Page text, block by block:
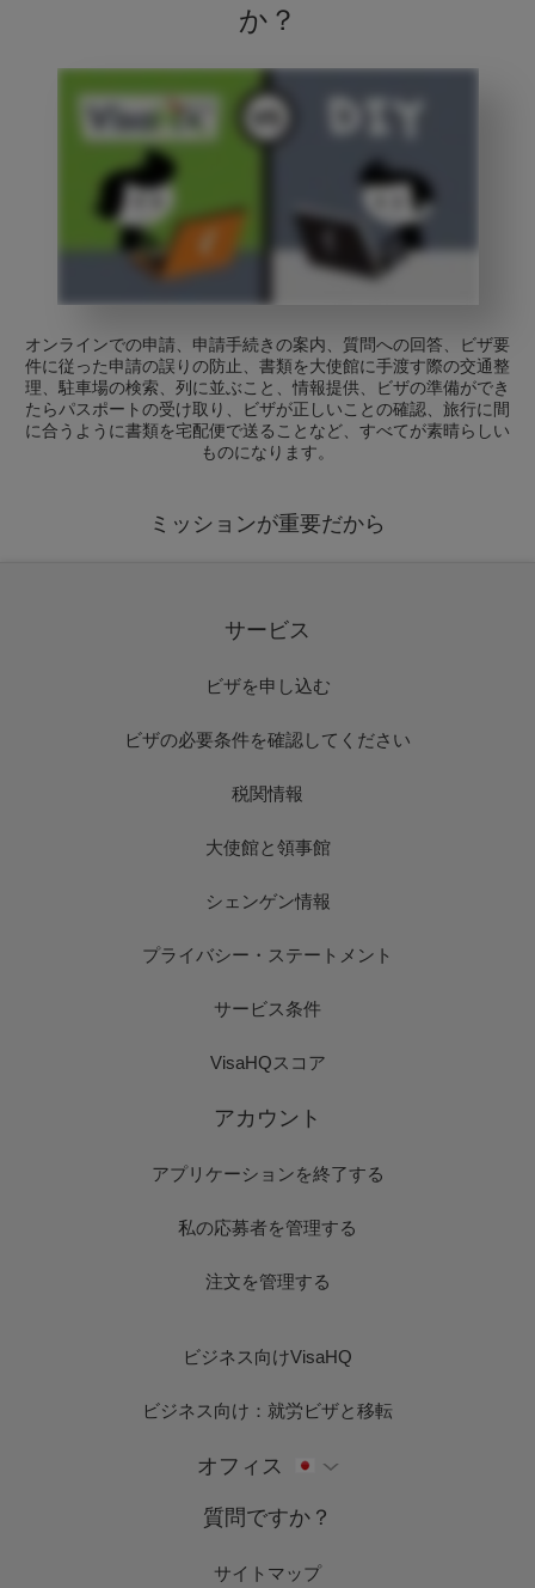
か？
オンラインでの申請、申請手続きの案内、質問への回答、ビザ要
件に従った申請の誤りの防止、書類を大使館に手渡す際の交通整
理、駐車場の検索、列に並ぶこと、情報提供、ビザの準備ができ
たらパスポートの受け取り、ビザが正しいことの確認、旅行に間
に合うように書類を宅配便で送ることなど、すべてが素晴らしい
ものになります。
ミッションが重要だから
サービス
ビザを申し込む
ビザの必要条件を確認してください
税関情報
大使館と領事館
シェンゲン情報
プライバシー・ステートメント
サービス条件
VisaHQスコア
アカウント
アプリケーションを終了する
私の応募者を管理する
注文を管理する
ビジネス向けVisaHQ
ビジネス向け：就労ビザと移転
オフィス
質問ですか？
サイトマップ